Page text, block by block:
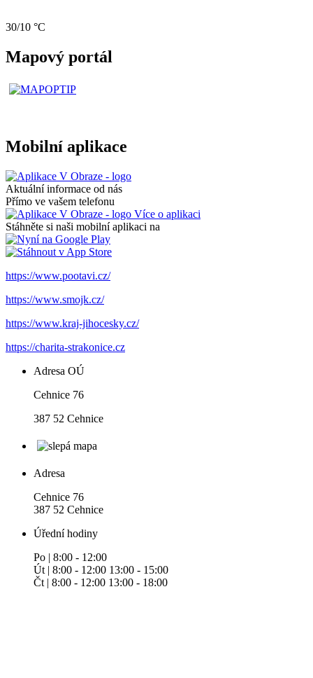
30/10 °C
Mapový portál
Mobilní aplikace
Aktuální informace od nás
Přímo ve vašem telefonu
Více o aplikaci
Stáhněte si naši mobilní aplikaci na
https://www.pootavi.cz/
https://www.smojk.cz/
https://www.kraj-jihocesky.cz/
https://charita-strakonice.cz
Adresa OÚ
Cehnice 76
387 52 Cehnice
Adresa
Cehnice 76
387 52 Cehnice
Úřední hodiny
Po | 8:00 - 12:00
Út | 8:00 - 12:00 13:00 - 15:00
Čt | 8:00 - 12:00 13:00 - 18:00